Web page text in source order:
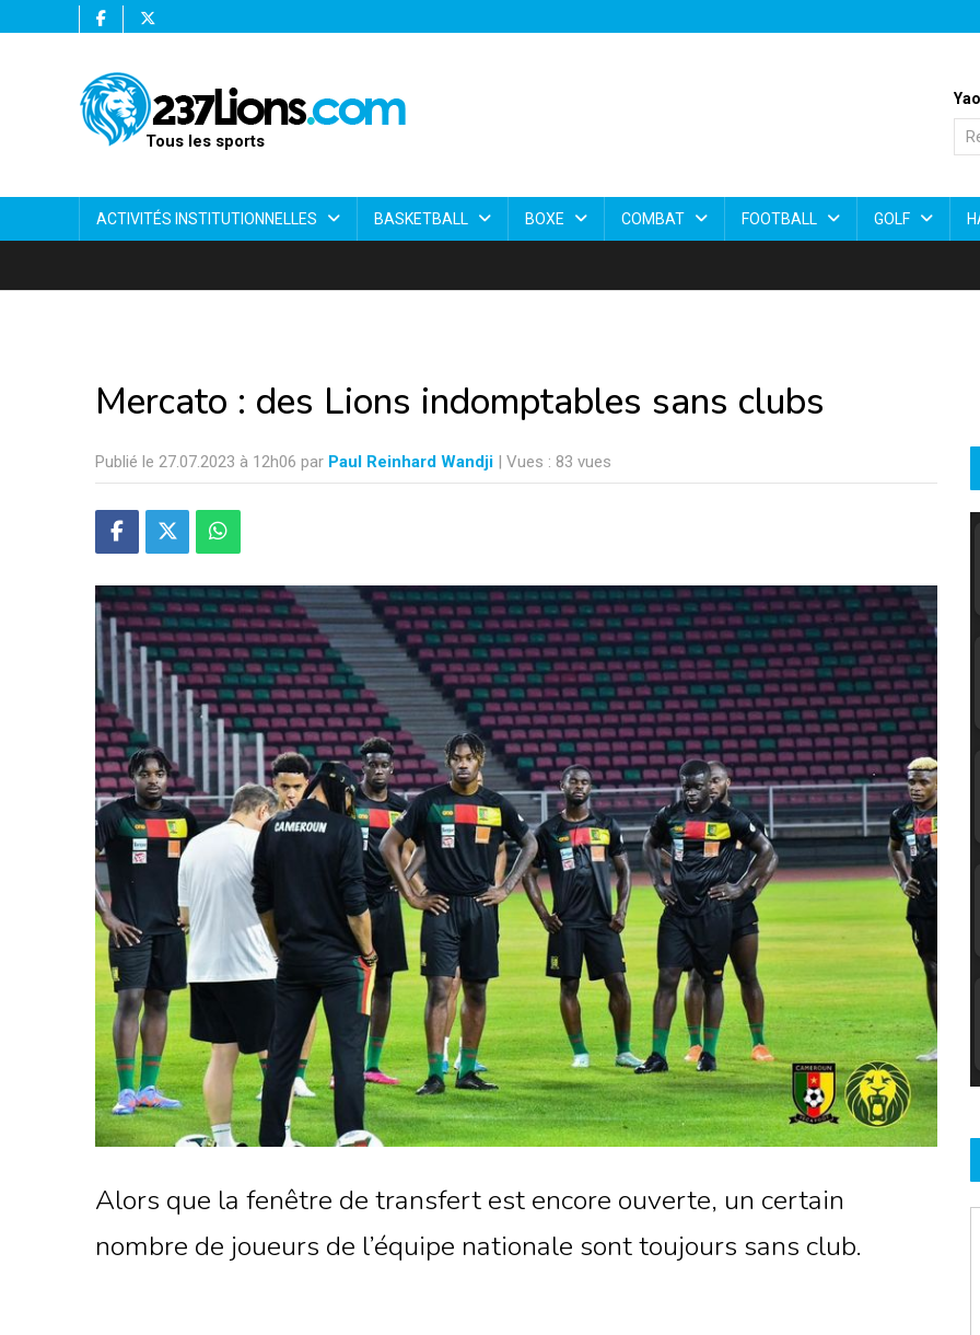
Tous les sports
ACTIVITÉS INSTITUTIONNELLES BASKETBALL BOXE COMBAT FOOTBALL GOLF
Mercato : des Lions indomptables sans clubs
Publié le 27.07.2023 à 12h06 par Paul Reinhard Wandji | Vues : 83 vues
Alors que la fenêtre de transfert est encore ouverte, un certain
nombre de joueurs de l’équipe nationale sont toujours sans club.